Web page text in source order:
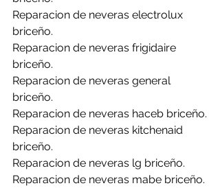
Reparacion de neveras electrolux
briceño.
Reparacion de neveras frigidaire
briceño.
Reparacion de neveras general
briceño.
Reparacion de neveras haceb briceño.
Reparacion de neveras kitchenaid
briceño.
Reparacion de neveras lg briceño.
Reparacion de neveras mabe briceño.